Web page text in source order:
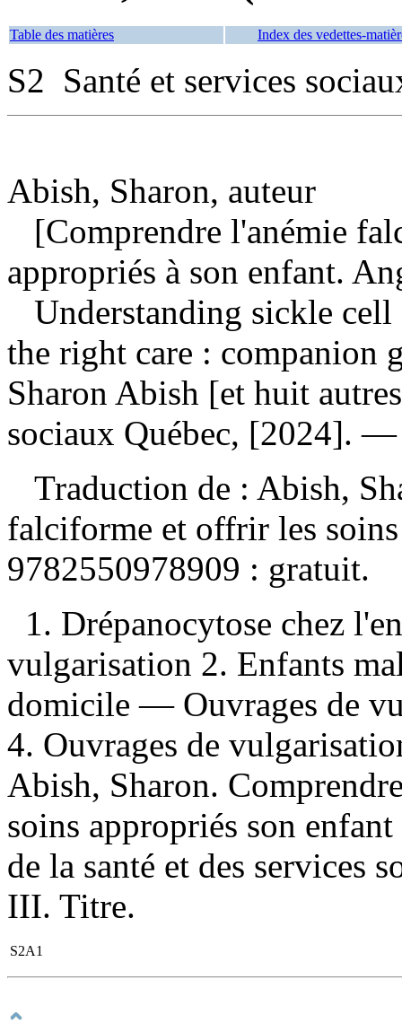
Table des matières Index des vedettes-
S2 Santé et services
Abish, Sharon, auteur
[Comprendre l'anémie
appropriés à son enfant.
Understanding sickle
the right care : companion
Sharon Abish [et huit
sociaux Québec, [2024]. —
Traduction de : Abish,
falciforme et offrir les
9782550978909 : gratuit.
1. Drépanocytose chez
vulgarisation 2. Enfants
domicile — Ouvrages de
4. Ouvrages de
Abish, Sharon.
soins appropriés son
de la santé et des services
III. Titre.
S2A1